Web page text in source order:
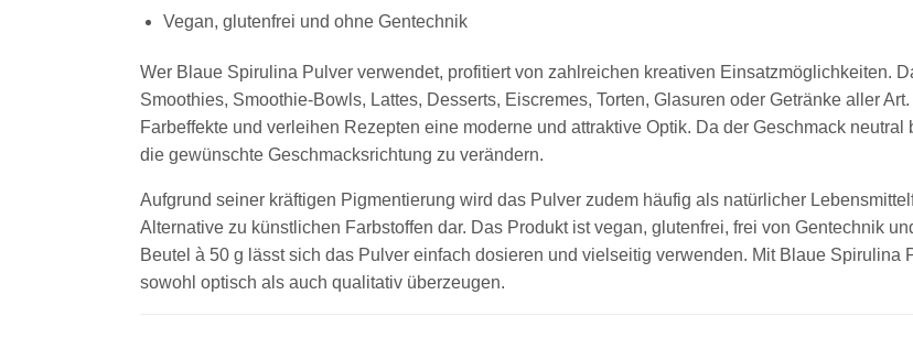
Vegan, glutenfrei und ohne Gentechnik
Wer Blaue Spirulina Pulver verwendet, profitiert von zahlreichen kreativen Einsatzmöglichkeiten.
Smoothies, Smoothie-Bowls, Lattes, Desserts, Eiscremes, Torten, Glasuren oder Getränke aller
Farbeffekte und verleihen Rezepten eine moderne und attraktive Optik. Da der Geschmack
die gewünschte Geschmacksrichtung zu verändern.
Aufgrund seiner kräftigen Pigmentierung wird das Pulver zudem häufig als natürlicher
Alternative zu künstlichen Farbstoffen dar. Das Produkt ist vegan, glutenfrei, frei von Gentechnik
Beutel à 50 g lässt sich das Pulver einfach dosieren und vielseitig verwenden. Mit Blaue
sowohl optisch als auch qualitativ überzeugen.